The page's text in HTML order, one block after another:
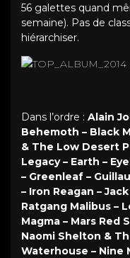
56 galettes quand
semaine). Pas de
hiérarchiser.
Dans l’ordre : Alain
Behemoth – Black
& The Low Desert
Legacy – Earth –
– Greenleaf –
– Iron Reagan –
Ratgang Malibus –
Magma – Mars Red
Naomi Shelton &
Waterhouse – Nine